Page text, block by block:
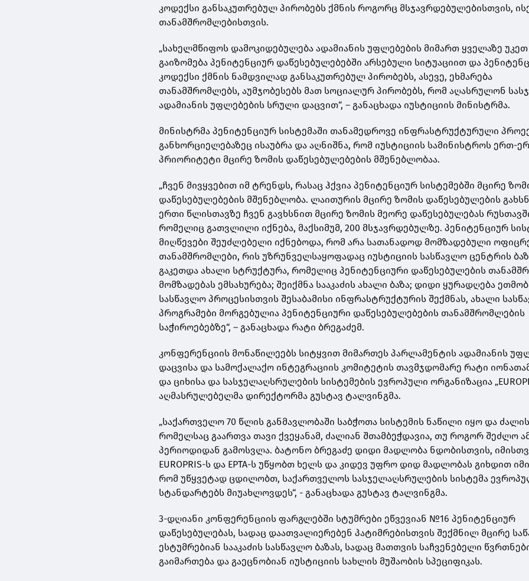
კოდექსი განსაკუთრებულ პირობებს ქმნის როგორც მსჯავრდებულებისთვის,
თანამშრომლებისთვის.
„სახელმწიფოს დამოკიდებულება ადამიანის უფლებების მიმართ ყველაზე უკეთ
გაიზომება პენიტენციურ დაწესებულებებში არსებული სიტუაციით და
კოდექსი ქმნის ნამდვილად განსაკუთრებულ პირობებს, ასევე, ეხმარება
თანამშრომლებს, აუმჯობესებს მათ სოციალურ პირობებს, რომ აღასრულონ
ადამიანის უფლებების სრული დაცვით“, – განაცხადა იუსტიციის მინისტრმა.
მინისტრმა პენიტენციურ სისტემაში თანამედროვე ინფრასტრუქტურული
განხორციელებაზეც ისაუბრა და აღნიშნა, რომ იუსტიციის სამინისტროს ერთ-
პრიორიტეტი მცირე ზომის დაწესებულებების მშენებლობაა.
„ჩვენ მივყვებით იმ ტრენდს, რასაც ჰქვია პენიტენციურ სისტემებში მცირე
დაწესებულებების მშენებლობა. ლაითურის მცირე ზომის დაწესებულების
ერთი წლისთავზე ჩვენ გავხსნით მცირე ზომის მეორე დაწესებულებას
რომელიც გათვლილი იქნება, მაქსიმუმ, 200 მსჯავრდებულზე. პენიტენციურ
მიღწევები შეუძლებელი იქნებოდა, რომ არა სათანადოდ მომზადებული
თანამშრომლები, რის უზრუნველსაყოფადაც იუსტიციის სასწავლო ცენტრის
გაკეთდა ახალი სტრუქტურა, რომელიც პენიტენციური დაწესებულების
მომზადებას ემსახურება; შეიქმნა სააკაძის ახალი ბაზა; დიდი ყურადღება
სასწავლო პროცესისთვის შესაბამისი ინფრასტრუქტურის შექმნას, ახალი
პროგრამები მორგებულია პენიტენციური დაწესებულებების თანამშრომლების
საჭიროებებზე“, – განაცხადა რატი ბრეგაძემ.
კონფერენციის მონაწილეებს სიტყვით მიმართეს პარლამენტის ადამიანის
დაცვისა და სამოქალაქო ინტეგრაციის კომიტეტის თავმჯდომარე რატი
და ციხისა და სასჯელაღსრულების სისტემების ევროპული ორგანიზაცია
აღმასრულებელმა დირექტორმა გუსტავ ტალვინგმა.
„საქართველო 70 წლის განმავლობაში საბჭოთა სისტემის ნაწილი იყო და
რომელსაც გაართვა თავი ქვეყანამ, ძალიან შთამბეჭდავია, თუ როგორ შეძლო
პერიოდიდან გამოსვლა. ბატონო ბრეგაძე დიდი მადლობა ნდობისთვის,
EUROPRIS-ს და EPTA-ს უწყობთ ხელს და კიდევ უფრო დიდ მადლობას გიხდით
რომ უწყვეტად ცდილობთ, საქართველოს სასჯელაღსრულების სისტემა
სტანდარტებს მიუახლოვდეს“, - განაცხადა გუსტავ ტალვინგმა.
3-დღიანი კონფერენციის ფარგლებში სტუმრები ეწვევიან №16 პენიტენციურ
დაწესებულებას, სადაც დაათვალიერებენ პატიმრებისთვის შექმნილ მცირე
ესტუმრებიან სააკაძის სასწავლო ბაზას, სადაც მათთვის საჩვენებელი
გაიმართება და გაეცნობიან იუსტიციის სახლის მუშაობის სპეციფიკას.